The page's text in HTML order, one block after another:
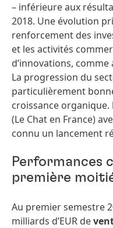
– inférieure aux
2018. Une évolution
renforcement des
et les activités
d’innovations, comme
La progression du
particulièrement
croissance organique.
(Le Chat en France)
connu un lancement
Performances
première
Au premier semestre
milliards d’EUR de